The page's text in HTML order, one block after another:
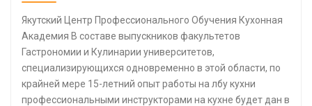
Якутский Центр Профессионального Обучения Кухонная
Академия В составе выпускников факультетов
Гастрономии и Кулинарии университетов,
специализирующихся одновременно в этой области, по
крайней мере 15-летний опыт работы на лбу кухни
профессиональными инструкторами на кухне будет дан в